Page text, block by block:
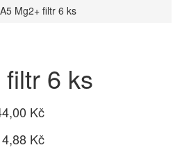
Mg2+ filtr 6 ks
6 ks
Kč
Kč